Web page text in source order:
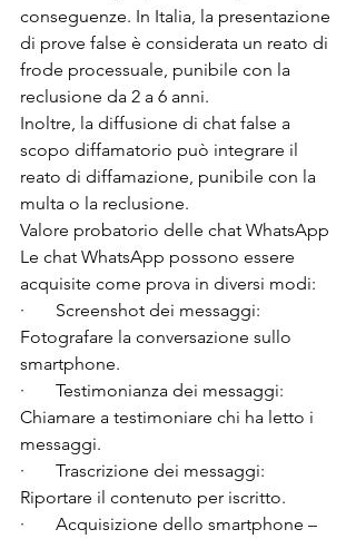
conseguenze. In Italia, la presentazione
di prove false è considerata un reato di
frode processuale, punibile con la
reclusione da 2 a 6 anni.
Inoltre, la diffusione di chat false a
scopo diffamatorio può integrare il
reato di diffamazione, punibile con la
multa o la reclusione.
Valore probatorio delle chat WhatsApp
Le chat WhatsApp possono essere
acquisite come prova in diversi modi:
·       Screenshot dei messaggi:
Fotografare la conversazione sullo
smartphone.
·       Testimonianza dei messaggi:
Chiamare a testimoniare chi ha letto i
messaggi.
·       Trascrizione dei messaggi:
Riportare il contenuto per iscritto.
·       Acquisizione dello smartphone –